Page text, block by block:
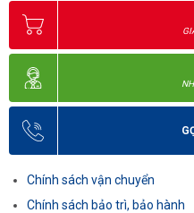
Chính sách vận chuyển
Chính sách bảo trì, bảo hành